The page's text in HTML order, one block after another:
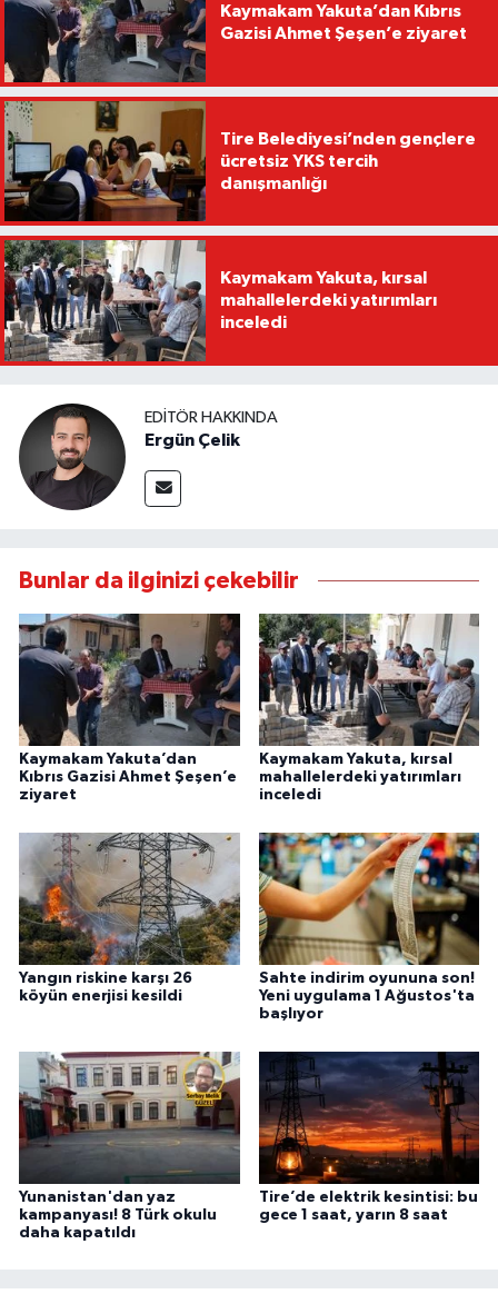
Kaymakam Yakuta’dan Kıbrıs
Gazisi Ahmet Şeşen’e ziyaret
Tire Belediyesi’nden gençlere
ücretsiz YKS tercih
danışmanlığı
Kaymakam Yakuta, kırsal
mahallelerdeki yatırımları
inceledi
EDITÖR HAKKINDA
Ergün Çelik
Bunlar da ilginizi çekebilir
Kaymakam Yakuta’dan
Kıbrıs Gazisi Ahmet Şeşen’e
ziyaret
Kaymakam Yakuta, kırsal
mahallelerdeki yatırımları
inceledi
Yangın riskine karşı 26
köyün enerjisi kesildi
Sahte indirim oyununa son!
Yeni uygulama 1 Ağustos'ta
başlıyor
Yunanistan'dan yaz
kampanyası! 8 Türk okulu
daha kapatıldı
Tire’de elektrik kesintisi: bu
gece 1 saat, yarın 8 saat